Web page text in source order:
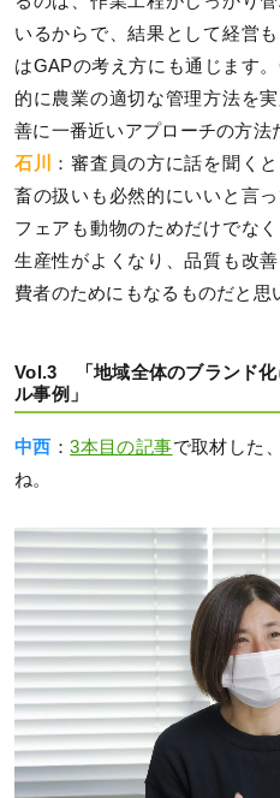
いるからで、結果として経営
はGAPの考え方にも通じます
的に農業の適切な管理方法を
善に一番近いアプローチの方法
石川
：審査員の方に話を聞く
畜の扱いも必然的にいいと言
フェアも動物のためだけでな
生産性がよくなり、品質も改
費者のためにもなるものだと思
Vol.3 「地域全体のブランド
ル事例」
中西 ：3本目の記事で取材した
ね。